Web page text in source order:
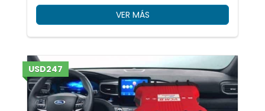
VER MÁS
USD247